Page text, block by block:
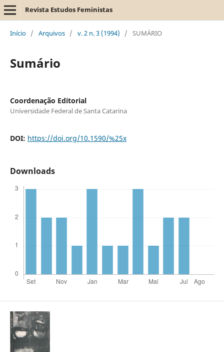
Revista Estudos Feministas
Início / Arquivos / v. 2 n. 3 (1994) / SUMÁRIO
Sumário
Coordenação Editorial
Universidade Federal de Santa Catarina
DOI: https://doi.org/10.1590/%25x
Downloads